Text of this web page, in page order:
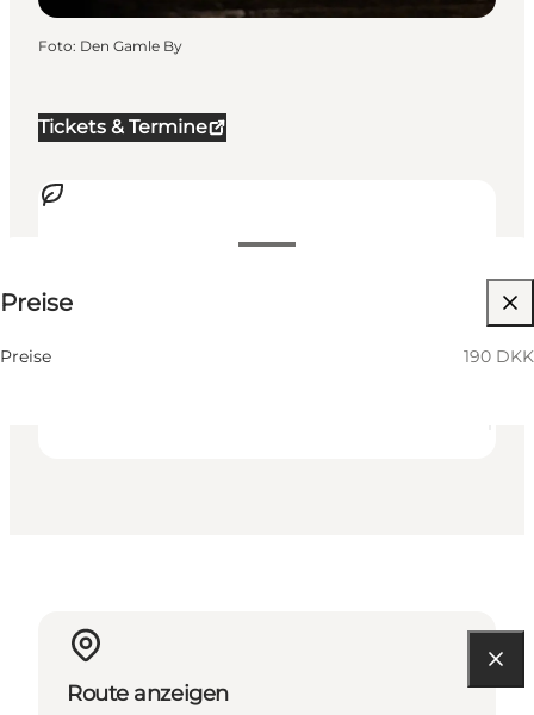
Tickets & Termine
Preise
Preise 190 DKK
Foto: Den Gamle By
Route anzeigen